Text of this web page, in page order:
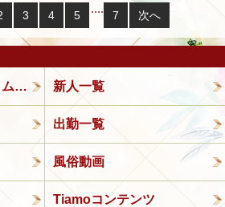
3 4 5 .... 7 次へ
最新情報（リアルタイム速報） 新人一覧
出勤一覧
風俗動画
Tiamoコンテンツ